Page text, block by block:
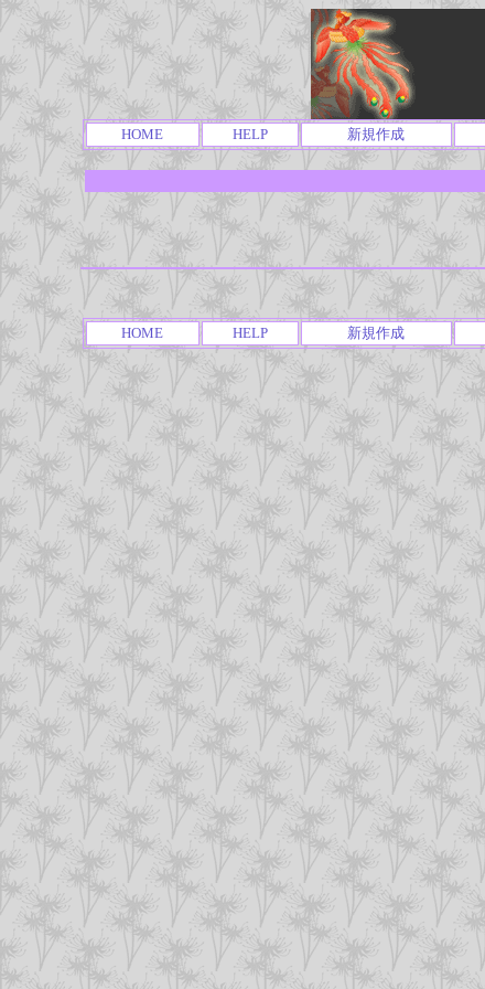
HOME HELP 新規作成
HOME HELP 新規作成